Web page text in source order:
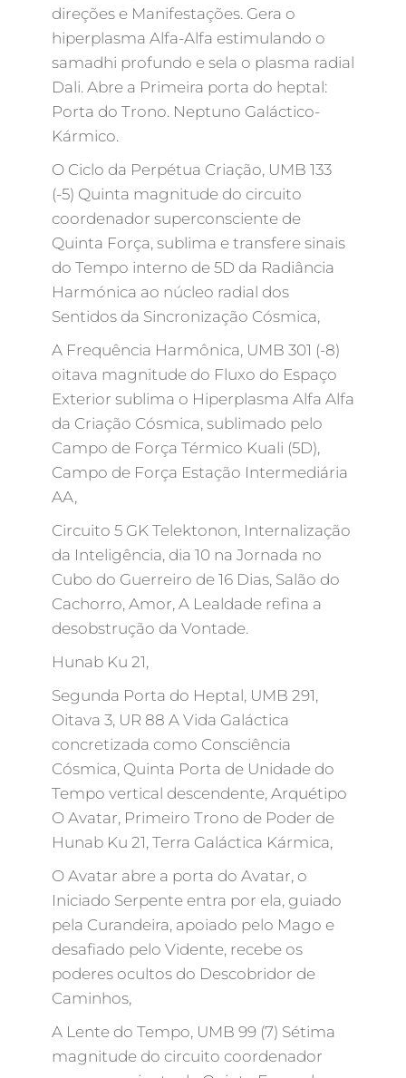
direções e Manifestações. Gera o
hiperplasma Alfa-Alfa estimulando o
samadhi profundo e sela o plasma radial
Dali. Abre a Primeira porta do heptal:
Porta do Trono. Neptuno Galáctico-
Kármico.
O Ciclo da Perpétua Criação, UMB 133
(-5) Quinta magnitude do circuito
coordenador superconsciente de
Quinta Força, sublima e transfere sinais
do Tempo interno de 5D da Radiância
Harmónica ao núcleo radial dos
Sentidos da Sincronização Cósmica,
A Frequência Harmônica, UMB 301 (-8)
oitava magnitude do Fluxo do Espaço
Exterior sublima o Hiperplasma Alfa Alfa
da Criação Cósmica, sublimado pelo
Campo de Força Térmico Kuali (5D),
Campo de Força Estação Intermediária
AA,
Circuito 5 GK Telektonon, Internalização
da Inteligência, dia 10 na Jornada no
Cubo do Guerreiro de 16 Dias, Salão do
Cachorro, Amor, A Lealdade refina a
desobstrução da Vontade.
Hunab Ku 21,
Segunda Porta do Heptal, UMB 291,
Oitava 3, UR 88 A Vida Galáctica
concretizada como Consciência
Cósmica, Quinta Porta de Unidade do
Tempo vertical descendente, Arquétipo
O Avatar, Primeiro Trono de Poder de
Hunab Ku 21, Terra Galáctica Kármica,
O Avatar abre a porta do Avatar, o
Iniciado Serpente entra por ela, guiado
pela Curandeira, apoiado pelo Mago e
desafiado pelo Vidente, recebe os
poderes ocultos do Descobridor de
Caminhos,
A Lente do Tempo, UMB 99 (7) Sétima
magnitude do circuito coordenador